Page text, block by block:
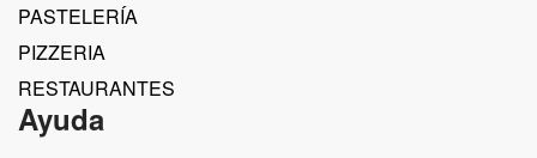
PASTELERÍA
PIZZERIA
RESTAURANTES
Ayuda